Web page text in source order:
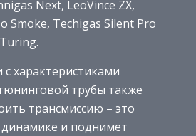
Next, LeoVince ZX,
Smoke, Techigas Silent Pro
с характеристиками
трубы также
трансмиссию – это
динамике и поднимет